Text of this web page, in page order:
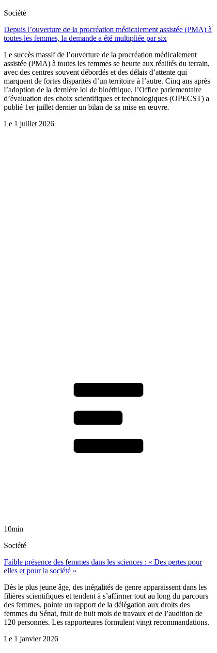
Société
Depuis l’ouverture de la procréation médicalement assistée (PMA) à
toutes les femmes, la demande a été multipliée par six
Le succès massif de l’ouverture de la procréation médicalement
assistée (PMA) à toutes les femmes se heurte aux réalités du terrain,
avec des centres souvent débordés et des délais d’attente qui
marquent de fortes disparités d’un territoire à l’autre. Cinq ans après
l’adoption de la dernière loi de bioéthique, l’Office parlementaire
d’évaluation des choix scientifiques et technologiques (OPECST) a
publié 1er juillet dernier un bilan de sa mise en œuvre.
Le 1 juillet 2026
10min
Société
Faible présence des femmes dans les sciences : « Des pertes pour
elles et pour la société »
Dès le plus jeune âge, des inégalités de genre apparaissent dans les
filières scientifiques et tendent à s’affirmer tout au long du parcours
des femmes, pointe un rapport de la délégation aux droits des
femmes du Sénat, fruit de huit mois de travaux et de l’audition de
120 personnes. Les rapporteures formulent vingt recommandations.
Le 1 janvier 2026